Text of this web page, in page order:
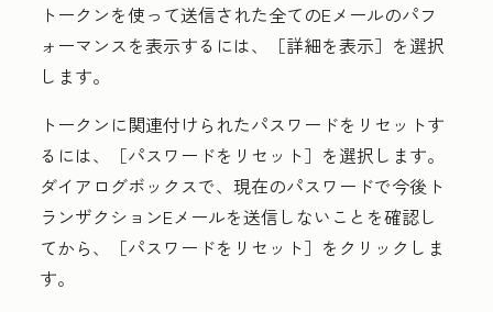
トークンを使って送信された全てのEメールのパフ
ォーマンスを表示するには、
［詳細を表示］ を選択
します。
トークンに関連付けられたパスワードをリセットす
るには、
［パスワードをリセット］ を選択します。
ダイアログボックスで、現在のパスワードで今後ト
ランザクションEメールを送信しないことを確認し
てから、
［パスワードをリセット］ をクリックしま
す。